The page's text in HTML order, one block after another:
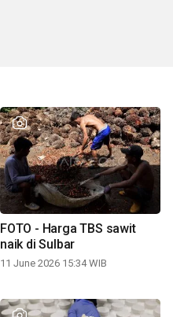
FOTO - Harga TBS sawit
naik di Sulbar
11 June 2026 15:34 WIB